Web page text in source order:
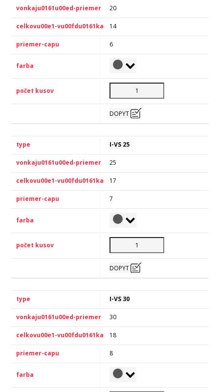
20
14
6
DOPYT
I-VS 25
25
17
7
DOPYT
I-VS 30
30
18
8